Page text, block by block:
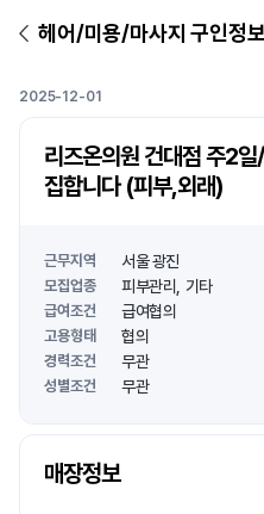
헤어/미용/마사지 구인정보
2025-12-01
리즈온의원 건대점 주2
집합니다 (피부,외래)
근무지역 서울 광진
모집업종 피부관리 기타
급여조건 급여협의
고용형태 협의
경력조건 무관
성별조건 무관
매장정보